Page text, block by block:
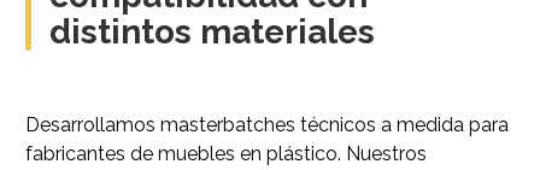
distintos materiales
Desarrollamos masterbatches técnicos a medida para
fabricantes de muebles en plástico. Nuestros